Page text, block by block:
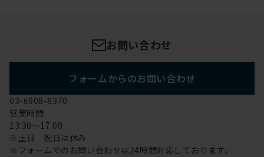
お問い合わせ
フォームからのお問い合わせ
03-6908-8370
営業時間
13:30～17:00
※土日 祝日は休み
※フォームでのお問い合わせは24時間対応しております。